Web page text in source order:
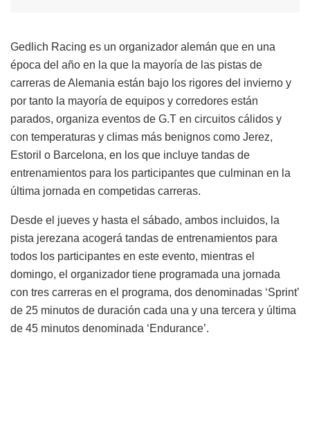
Gedlich Racing es un organizador alemán que en una
época del año en la que la mayoría de las pistas de
carreras de Alemania están bajo los rigores del invierno y
por tanto la mayoría de equipos y corredores están
parados, organiza eventos de G.T en circuitos cálidos y
con temperaturas y climas más benignos como Jerez,
Estoril o Barcelona, en los que incluye tandas de
entrenamientos para los participantes que culminan en la
última jornada en competidas carreras.
Desde el jueves y hasta el sábado, ambos incluidos, la
pista jerezana acogerá tandas de entrenamientos para
todos los participantes en este evento, mientras el
domingo, el organizador tiene programada una jornada
con tres carreras en el programa, dos denominadas ‘Sprint’
de 25 minutos de duración cada una y una tercera y última
de 45 minutos denominada ‘Endurance’.